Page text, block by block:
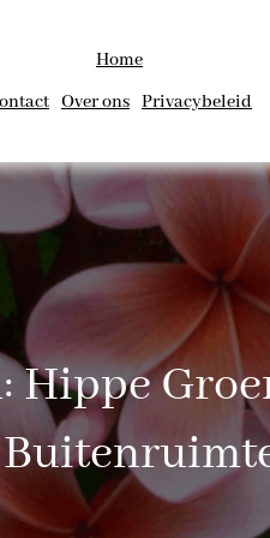
Home
Over ons Privacybeleid